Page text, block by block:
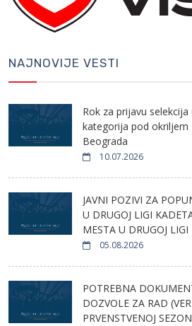
NAJNOVIJE VESTI
Rok za prijavu
kategorija pod okriljem
Beograda
10.07.2026
JAVNI POZIVI ZA
U DRUGOJ LIGI
MESTA U DRUGOJ
05.08.2026
POTREBNA
DOZVOLE ZA RAD
PRVENSTVENOJ